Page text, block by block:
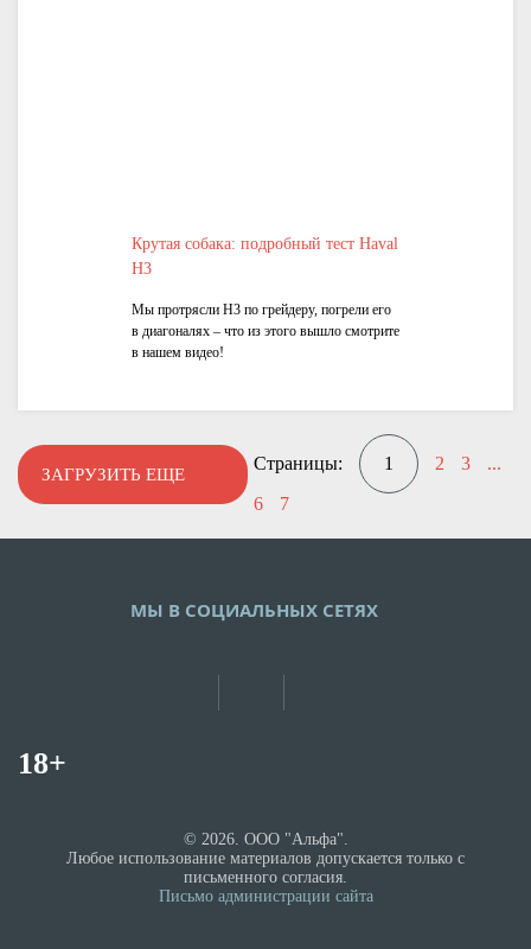
Крутая собака: подробный тест Haval
H3
Мы протрясли H3 по грейдеру, погрели его
в диагоналях – что из этого вышло смотрите
в нашем видео!
ЗАГРУЗИТЬ ЕЩЕ
Страницы: 1 2 3
...
6
7
МЫ В СОЦИАЛЬНЫХ СЕТЯХ
18+
© 2026. ООО "Альфа".
Любое использование материалов допускается только с
письменного согласия.
Письмо администрации сайта